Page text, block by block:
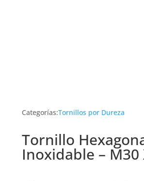
Categorías:Tornillos por Dureza
Tornillo
Inoxidable – M30